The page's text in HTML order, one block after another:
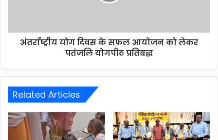
अंतर्राष्ट्रीय योग दिवस के सफल आयोजन को लेकर
पतंजलि योगपीठ प्रतिबद्ध
Related Articles